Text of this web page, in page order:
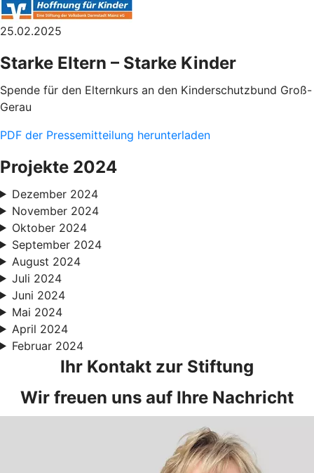
25.02.2025
Starke Eltern – Starke Kinder
Spende für den Elternkurs an den Kinderschutzbund Groß-
Gerau
PDF der Pressemitteilung herunterladen
Projekte 2024
Dezember 2024
November 2024
Oktober 2024
September 2024
August 2024
Juli 2024
Juni 2024
Mai 2024
April 2024
Februar 2024
Ihr Kontakt zur Stiftung
Wir freuen uns auf Ihre Nachricht